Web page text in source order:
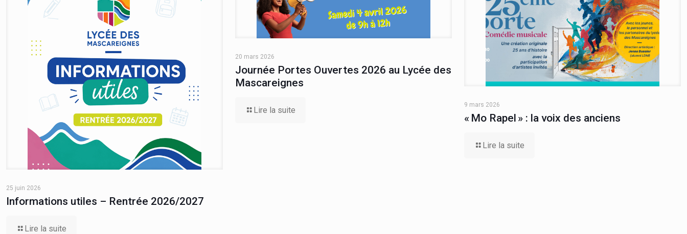
25 juin 2026
Informations utiles – Rentrée 2026/2027
Lire la suite
20 mars 2026
Journée Portes Ouvertes 2026 au Lycée des
Mascareignes
Lire la suite
9 mars 2026
« Mo Rapel » : la voix des anciens
Lire la suite